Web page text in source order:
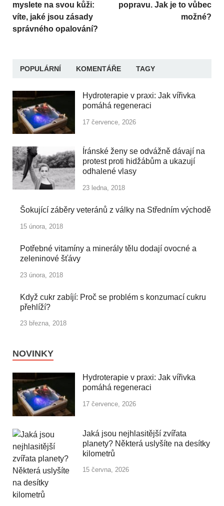
myslete na svou kůži:
víte, jaké jsou zásady
správného opalování?
popravu. Jak je to vůbec
možné?
POPULÁRNÍ KOMENTÁŘE TAGY
Hydroterapie v praxi: Jak vířivka
pomáhá regeneraci
17 července, 2026
Íránské ženy se odvážně dávají na
protest proti hidžábům a ukazují
odhalené vlasy
23 ledna, 2018
Šokující záběry veteránů z války na Středním východě
15 února, 2018
Potřebné vitamíny a minerály tělu dodají ovocné a
zeleninové šťávy
23 února, 2018
Když cukr zabíjí: Proč se problém s konzumací cukru
přehlíží?
23 března, 2018
NOVINKY
Hydroterapie v praxi: Jak vířivka
pomáhá regeneraci
17 července, 2026
Jaká jsou nejhlasitější zvířata
planety? Některá uslyšíte na desítky
kilometrů
15 června, 2026